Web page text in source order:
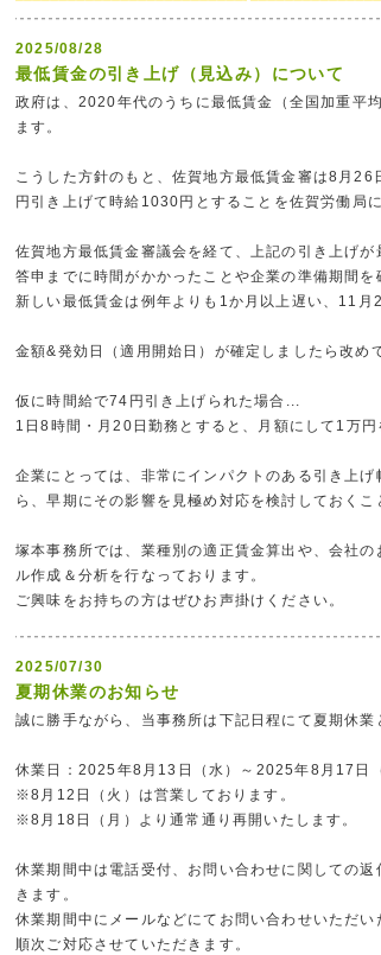
2025/08/28
最低賃金の引き上げ（見込み）について
政府は、2020年代のうちに最低賃金（全国加重平
ます。
こうした方針のもと、佐賀地方最低賃金審は8月
円引き上げて時給1030円とすることを佐賀労働局
佐賀地方最低賃金審議会を経て、上記の引き上げが
答申までに時間がかかったことや企業の準備期間を
新しい最低賃金は例年よりも1か月以上遅い、11月
金額&発効日（適用開始日）が確定しましたら改め
仮に時間給で74円引き上げられた場合...
1日8時間・月20日勤務とすると、月額にして1万円
企業にとっては、非常にインパクトのある引き上
ら、早期にその影響を見極め対応を検討しておくこ
塚本事務所では、業種別の適正賃金算出や、会社
ル作成＆分析を行なっております。
ご興味をお持ちの方はぜひお声掛けください。
2025/07/30
夏期休業のお知らせ
誠に勝手ながら、当事務所は下記日程にて夏期休業
休業日：2025年8月13日（水）～2025年8月17日（
※8月12日（火）は営業しております。
※8月18日（月）より通常通り再開いたします。
休業期間中は電話受付、お問い合わせに関しての
きます。
休業期間中にメールなどにてお問い合わせいただ
順次ご対応させていただきます。